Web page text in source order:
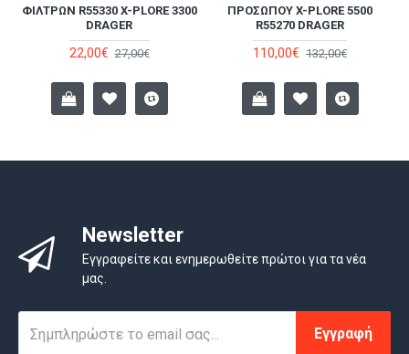
ΦΊΛΤΡΩΝ R55330 X-PLORE 3300
DRAGER
22,00€ 27,00€
ΠΡΟΣΏΠΟΥ X-PLORE 5500
R55270 DRAGER
110,00€ 132,00€
Newsletter
Εγγραφείτε και ενημερωθείτε πρώτοι για τα νέα
μας.
Εγγραφή